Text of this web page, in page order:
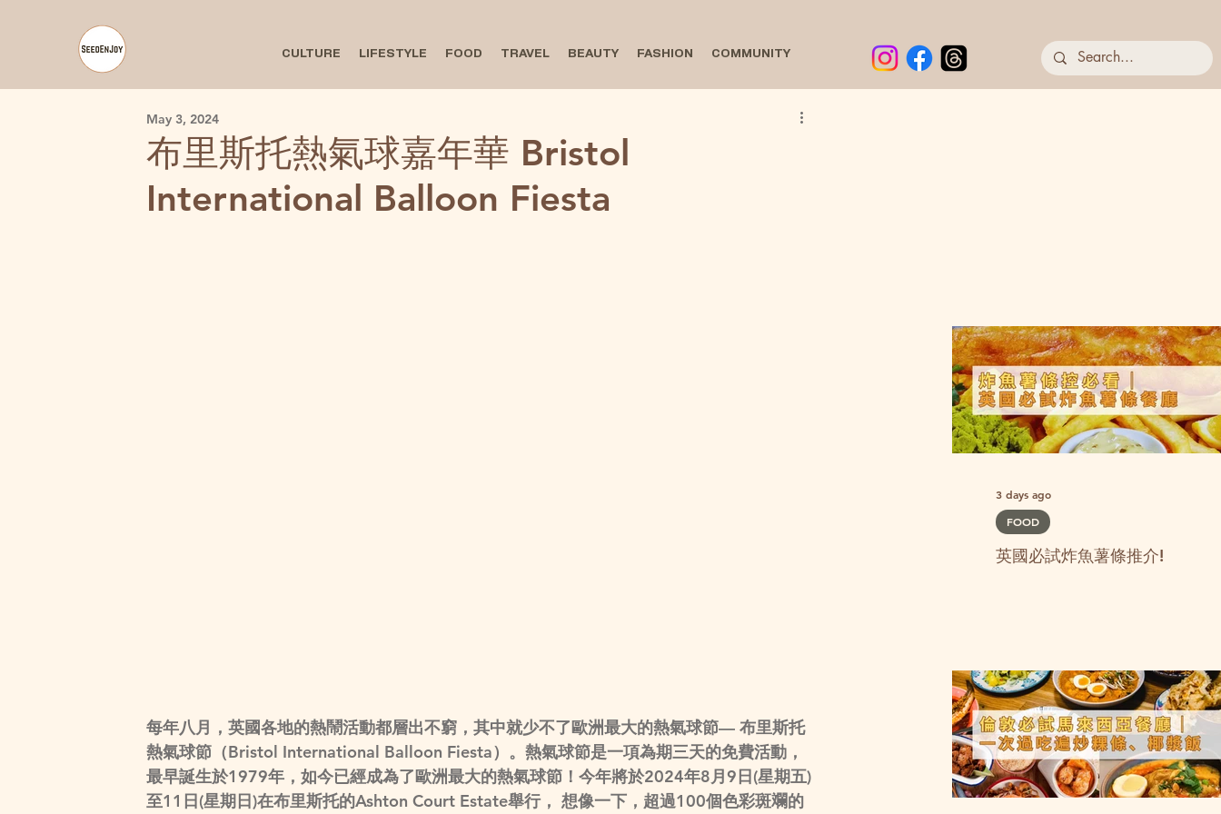
CULTURE LIFESTYLE FOOD TRAVEL BEAUTY FASHION COMMUNITY
布里斯托熱氣球嘉年華 Bristol
International Balloon Fiesta
May 3, 2024
每年八月，英國各地的熱鬧活動都層出不窮，其中就少不了歐洲最大的熱氣球節— 布里斯托
熱氣球節（Bristol International Balloon Fiesta）。熱氣球節是一項為期三天的免費活動，
最早誕生於1979年，如今已經成為了歐洲最大的熱氣球節！今年將於2024年8月9日(星期五)
至11日(星期日)在布里斯托的Ashton Court Estate舉行， 想像一下，超過100個色彩斑斕的
英國必試炸魚薯條推介!
FOOD
3 days ago